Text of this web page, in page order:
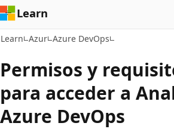
Learn
Learn Azur Azure DevOps
Permisos y
para acceder a
Azure DevOps